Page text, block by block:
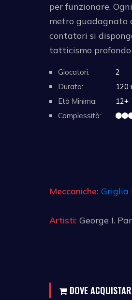
per funzionare.
metro guadagnato
contatori si
tatticismo
Giocatori:
2
Durata:
120
Età Minima:
12+
Complessità:
Meccaniche: Griglia
Artisti: George I.
DOVE